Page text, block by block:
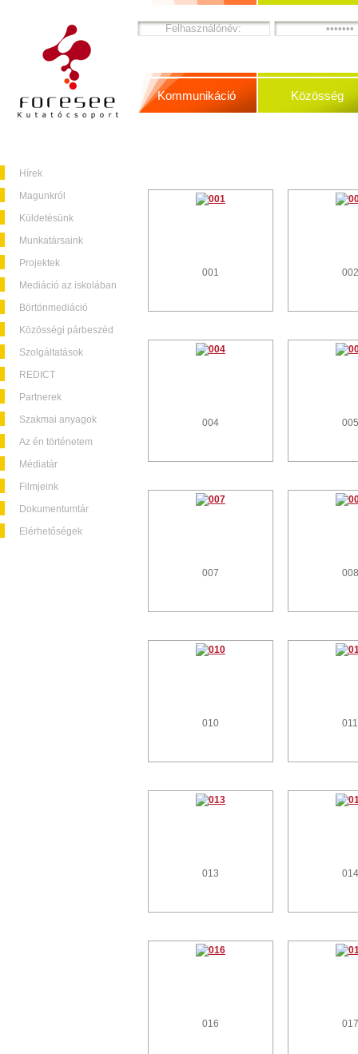
Hírek
Magunkról
Küldetésünk
Munkatársaink
Projektek
Mediáció az iskolában
Börtönmediáció
Közösségi párbeszéd
Szolgáltatások
REDICT
Partnerek
Szakmai anyagok
Az én történetem
Médiatár
Filmjeink
Dokumentumtár
Elérhetőségek
Kommunikáció Közösség
001 002
004 005
007 008
010 011
013 014
016 017